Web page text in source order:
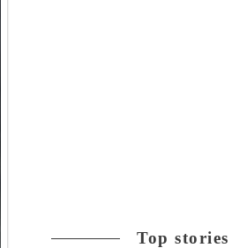
Top stories